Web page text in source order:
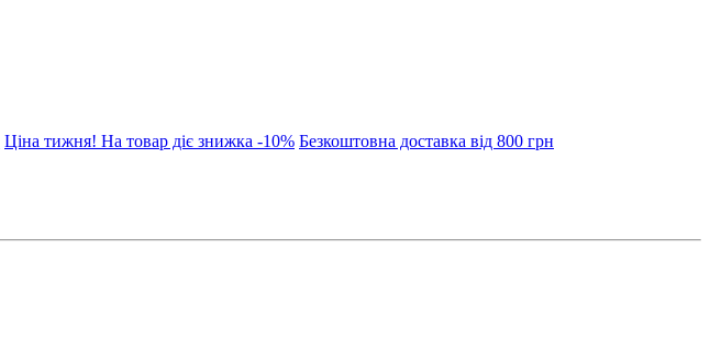
Ціна тижня! На товар діє знижка -10% Безкоштовна доставка від 800 грн